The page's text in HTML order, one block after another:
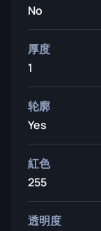
No
厚度
1
轮廓
Yes
紅色
255
透明度